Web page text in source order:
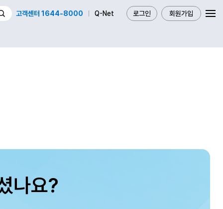
로그인 회원가입
고객센터 1644-8000 Q-Net
나요?